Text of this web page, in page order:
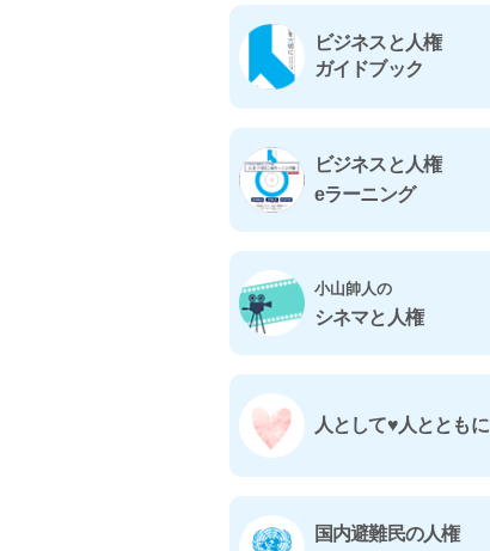
ビジネスと人権
ガイドブック
ビジネスと人権
eラーニング
小山帥人の
シネマと人権
人として♥人とともに
国内避難民の人権